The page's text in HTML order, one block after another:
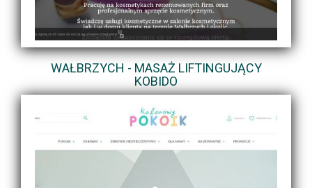
WAŁBRZYCH - MASAŻ LIFTINGUJĄCY
KOBIDO